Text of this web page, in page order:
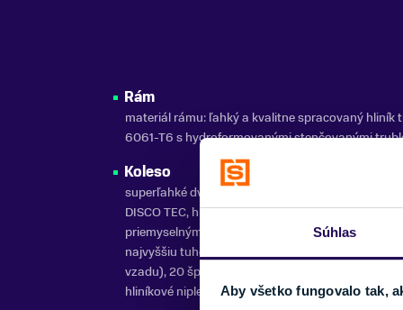
Súhlas
Aby všetko fungovalo tak,
Rám
materiál rámu: ľahký a kvalitne spracovaný hliník
6061-T6 s hydroformovanými stenčovanými
Koleso
superľahké dvojkomorové hliníkové ráfiky woom
DISCO TEC, hliníkové náboje so zapuzdrenými
priemyselnými ložiskami, pevné osky kolies pre čo
najvyššiu tuhosť (100 x 15 mm vpredu/135 x 12 mm
vzadu), 20 špíc G14 s výpletom s dvojitým krížením,
hliníkové niple